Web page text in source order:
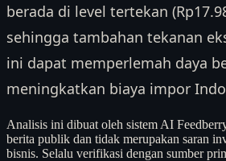
berada di level tertekan
sehingga tambahan tekanan
ini dapat memperlemah daya
meningkatkan biaya impor
Analisis ini dibuat oleh sistem AI
berita publik dan tidak merupakan saran
bisnis. Selalu verifikasi dengan sumber